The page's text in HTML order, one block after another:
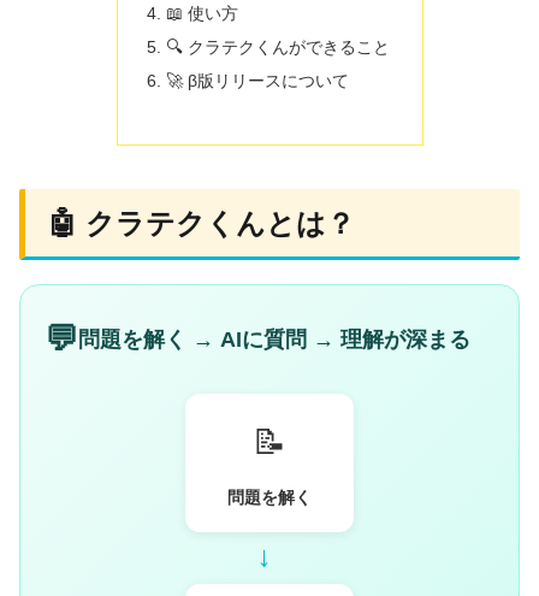
📖 使い方
🔍 クラテクくんができること
🚀 β版リリースについて
🤖 クラテクくんとは？
💬 問題を解く → AIに質問 → 理解が深まる
📝
問題を解く
→